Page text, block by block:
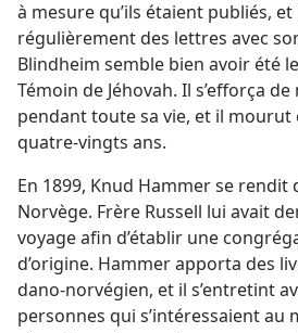
à mesure qu’ils étaient publiés, et
régulièrement des lettres avec
Blindheim semble bien avoir été
Témoin de Jéhovah. Il s’efforça
pendant toute sa vie, et il mourut
quatre-vingts ans.
En 1899, Knud Hammer se rendit
Norvège. Frère Russell lui avait
voyage afin d’établir une
d’origine. Hammer apporta des
dano-norvégien, et il s’entretint
personnes qui s’intéressaient au